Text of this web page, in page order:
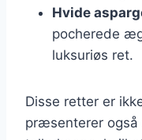
Hvide
pocherede
luksuriøs ret.
Disse retter er
præsenterer også